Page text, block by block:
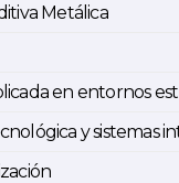
Metálica
en entornos
y sistemas